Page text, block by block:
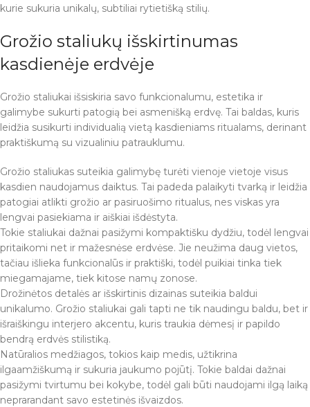
kurie sukuria unikalų, subtiliai rytietišką stilių.
Grožio staliukų išskirtinumas
kasdienėje erdvėje
Grožio staliukai išsiskiria savo funkcionalumu, estetika ir
galimybe sukurti patogią bei asmenišką erdvę. Tai baldas, kuris
leidžia susikurti individualią vietą kasdieniams ritualams, derinant
praktiškumą su vizualiniu patrauklumu.
Grožio staliukas suteikia galimybę turėti vienoje vietoje visus
kasdien naudojamus daiktus. Tai padeda palaikyti tvarką ir leidžia
patogiai atlikti grožio ar pasiruošimo ritualus, nes viskas yra
lengvai pasiekiama ir aiškiai išdėstyta.
Tokie staliukai dažnai pasižymi kompaktišku dydžiu, todėl lengvai
pritaikomi net ir mažesnėse erdvėse. Jie neužima daug vietos,
tačiau išlieka funkcionalūs ir praktiški, todėl puikiai tinka tiek
miegamajame, tiek kitose namų zonose.
Drožinėtos detalės ar išskirtinis dizainas suteikia baldui
unikalumo. Grožio staliukai gali tapti ne tik naudingu baldu, bet ir
išraiškingu interjero akcentu, kuris traukia dėmesį ir papildo
bendrą erdvės stilistiką.
Natūralios medžiagos, tokios kaip medis, užtikrina
ilgaamžiškumą ir sukuria jaukumo pojūtį. Tokie baldai dažnai
pasižymi tvirtumu bei kokybe, todėl gali būti naudojami ilgą laiką
neprarandant savo estetinės išvaizdos.